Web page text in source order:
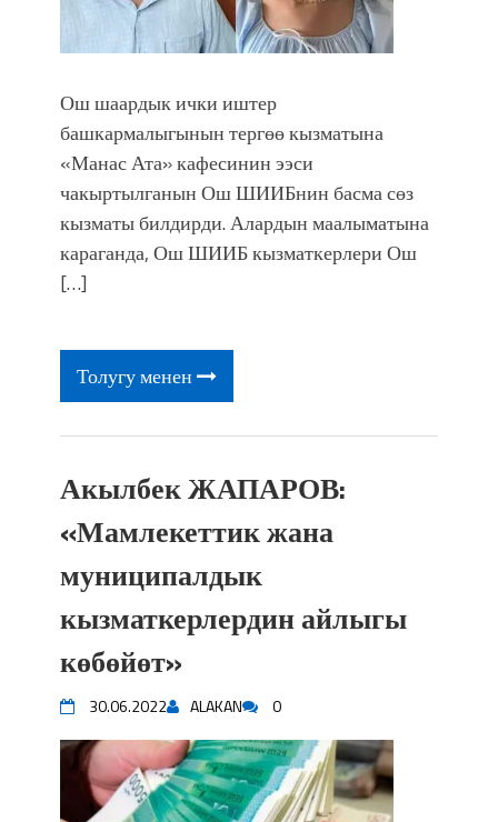
Ош шаардык ички иштер
башкармалыгынын тергөө кызматына
«Манас Ата» кафесинин ээси
чакыртылганын Ош ШИИБнин басма сөз
кызматы билдирди. Алардын маалыматына
караганда, Ош ШИИБ кызматкерлери Ош
[…]
Толугу менен
Акылбек ЖАПАРОВ:
«Мамлекеттик жана
муниципалдык
кызматкерлердин айлыгы
көбөйөт»
30.06.2022 ALAKAN 0